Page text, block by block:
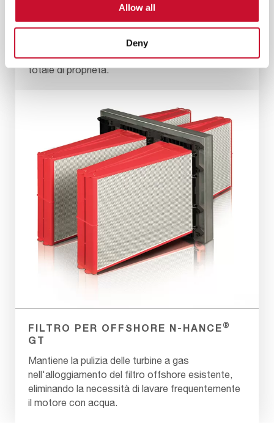
Allow all
Deny
CARTUCCIA HYDROSHIELD
Riduce significativamente le incrostazioni del
compressore e i lavaggi con acqua per le turbine
a gas, con conseguente riduzione del costo
totale di proprietà.
FILTRO PER OFFSHORE N-HANCE ®
GT
Mantiene la pulizia delle turbine a gas
nell'alloggiamento del filtro offshore esistente,
eliminando la necessità di lavare frequentemente
il motore con acqua.